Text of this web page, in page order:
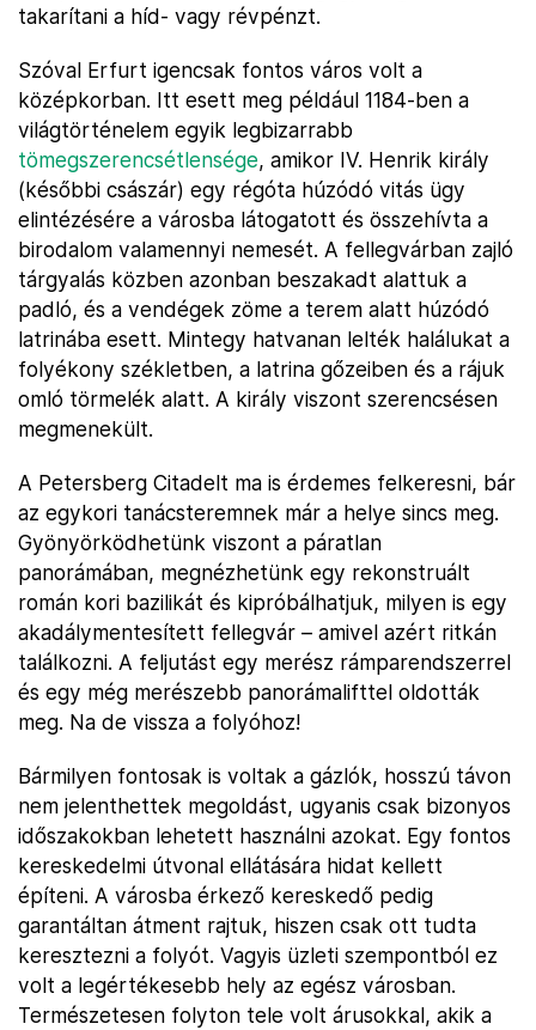
takarítani a híd- vagy révpénzt.
Szóval Erfurt igencsak fontos város volt a
középkorban. Itt esett meg például 1184-ben a
világtörténelem egyik legbizarrabb
tömegszerencsétlensége, amikor IV. Henrik király
(későbbi császár) egy régóta húzódó vitás ügy
elintézésére a városba látogatott és összehívta a
birodalom valamennyi nemesét. A fellegvárban zajló
tárgyalás közben azonban beszakadt alattuk a
padló, és a vendégek zöme a terem alatt húzódó
latrinába esett. Mintegy hatvanan lelték halálukat a
folyékony székletben, a latrina gőzeiben és a rájuk
omló törmelék alatt. A király viszont szerencsésen
megmenekült.
A Petersberg Citadelt ma is érdemes felkeresni, bár
az egykori tanácsteremnek már a helye sincs meg.
Gyönyörködhetünk viszont a páratlan
panorámában, megnézhetünk egy rekonstruált
román kori bazilikát és kipróbálhatjuk, milyen is egy
akadálymentesített fellegvár – amivel azért ritkán
találkozni. A feljutást egy merész rámparendszerrel
és egy még merészebb panorámalifttel oldották
meg. Na de vissza a folyóhoz!
Bármilyen fontosak is voltak a gázlók, hosszú távon
nem jelenthettek megoldást, ugyanis csak bizonyos
időszakokban lehetett használni azokat. Egy fontos
kereskedelmi útvonal ellátására hidat kellett
építeni. A városba érkező kereskedő pedig
garantáltan átment rajtuk, hiszen csak ott tudta
keresztezni a folyót. Vagyis üzleti szempontból ez
volt a legértékesebb hely az egész városban.
Természetesen folyton tele volt árusokkal, akik a